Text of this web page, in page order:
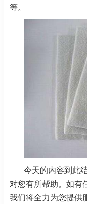
等。
今天的内容到此
对您有所帮助。如有
我们将全力为您提供